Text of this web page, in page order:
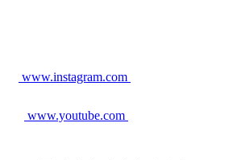
www.instagram.com
www.youtube.com